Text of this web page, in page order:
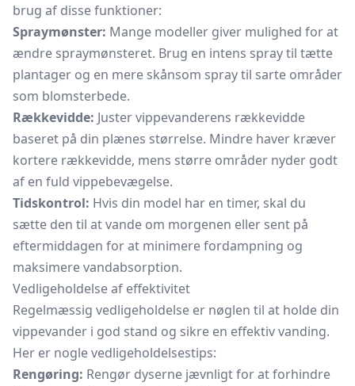
brug af disse funktioner:
Spraymønster: Mange modeller giver mulighed for at
ændre spraymønsteret. Brug en intens spray til tætte
plantager og en mere skånsom spray til sarte områder
som blomsterbede.
Rækkevidde: Juster vippevanderens rækkevidde
baseret på din plænes størrelse. Mindre haver kræver
kortere rækkevidde, mens større områder nyder godt
af en fuld vippebevægelse.
Tidskontrol: Hvis din model har en timer, skal du
sætte den til at vande om morgenen eller sent på
eftermiddagen for at minimere fordampning og
maksimere vandabsorption.
Vedligeholdelse af effektivitet
Regelmæssig vedligeholdelse er nøglen til at holde din
vippevander i god stand og sikre en effektiv vanding.
Her er nogle vedligeholdelsestips:
Rengøring: Rengør dyserne jævnligt for at forhindre